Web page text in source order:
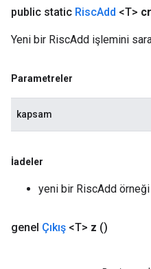
public static RiscAdd <T>
Yeni bir RiscAdd işlemini
Parametreler
kapsam
İadeler
yeni bir RiscAdd örneği
genel Çıkış <T> z ()